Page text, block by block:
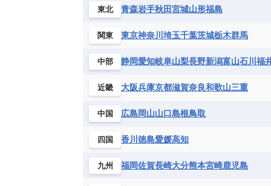
東北 青森岩手秋田宮城山形福島
関東 東京神奈川 埼玉千葉茨城栃木群馬
中部 静岡愛知岐阜山梨長野新潟富山石川 福
近畿 大阪兵庫京都滋賀奈良和歌山三重
中国 広島岡山山口島根鳥取
四国 香川 徳島愛媛高知
九州 福岡佐賀長崎大分熊本宮崎鹿児島